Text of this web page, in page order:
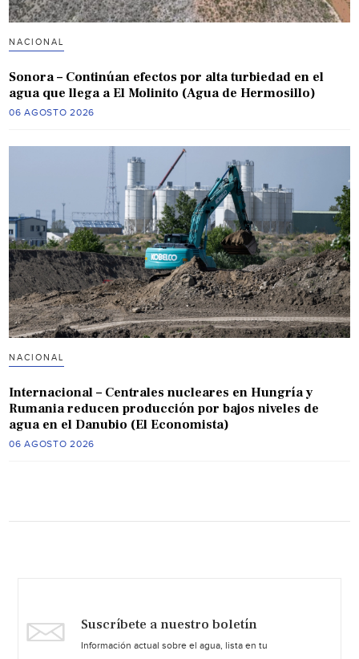
NACIONAL
Sonora – Continúan efectos por alta turbiedad en el
agua que llega a El Molinito (Agua de Hermosillo)
06 AGOSTO 2026
NACIONAL
Internacional – Centrales nucleares en Hungría y
Rumania reducen producción por bajos niveles de
agua en el Danubio (El Economista)
06 AGOSTO 2026
Suscríbete a nuestro boletín
Información actual sobre el agua, lista en tu